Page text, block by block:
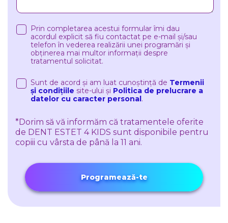
Prin completarea acestui formular îmi dau
acordul explicit să fiu contactat pe e-mail și/sau
telefon în vederea realizării unei programări și
obținerea mai multor informații despre
tratamentul solicitat.
Sunt de acord și am luat cunoștință de Termenii
și condițiile site-ului și Politica de prelucrare a
datelor cu caracter personal.
*Dorim să vă informăm că tratamentele oferite
de DENT ESTET 4 KIDS sunt disponibile pentru
copiii cu vârsta de până la 11 ani.
Programează-te